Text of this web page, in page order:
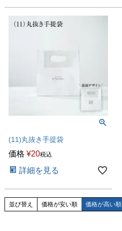
(11)丸抜き手提袋
価格 ¥20税込
詳細を見る
並び替え 価格が安い順 価格が高い順